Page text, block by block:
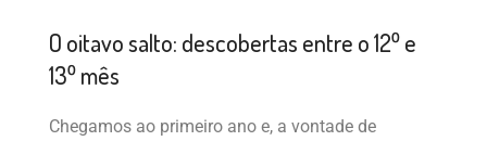
O oitavo salto: descobertas entre o 12⁰ e
13⁰ mês
Chegamos ao primeiro ano e, a vontade de